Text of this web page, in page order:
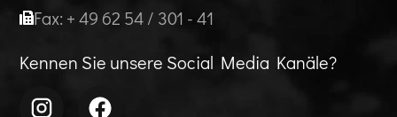
Fax: + 49 62 54 / 301 - 41
Kennen Sie unsere Social Media Kanäle?